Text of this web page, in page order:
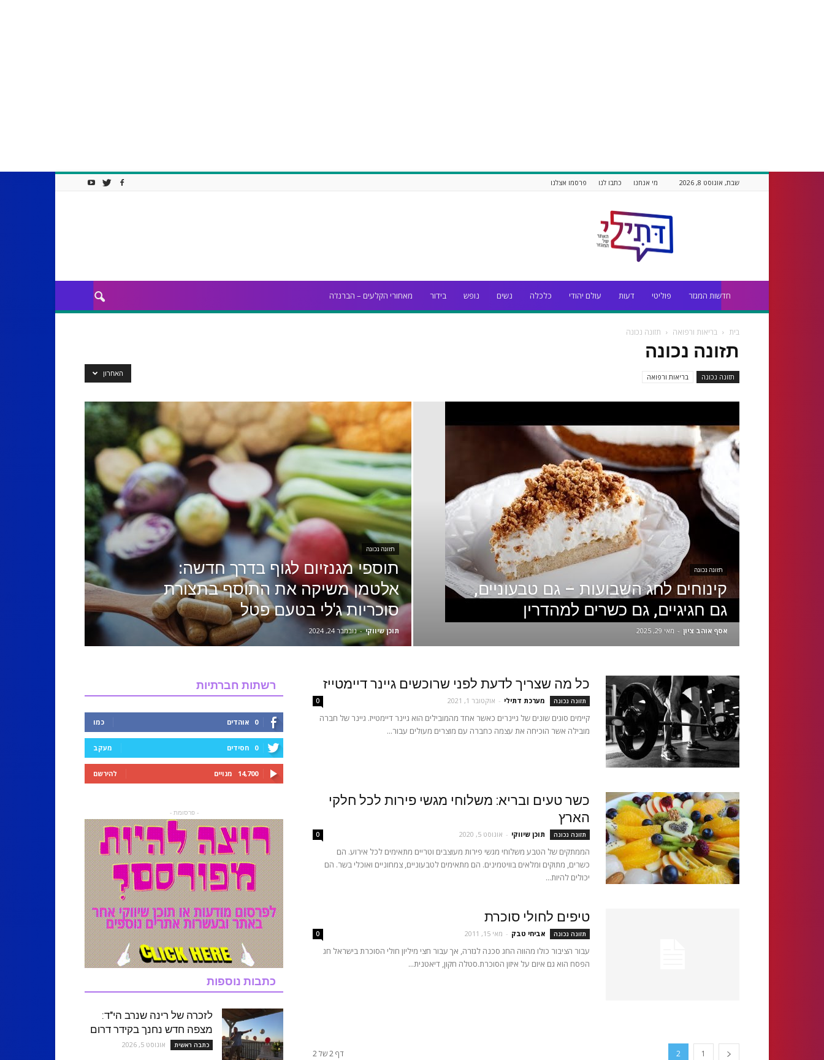
שבת, אוגוסט 8, 2026 מי אנחנו כתבו לנו פרסמו אצלנו
חדשות המגזר פוליטי דעות עולם יהודי כלכלה נשים נופש בידור מאחורי הקלעים – הברנז'ה
בית בריאות ורפואה תזונה נכונה
תזונה נכונה
תזונה נכונה בריאות ורפואה האחרון
תזונה נכונה
קינוחים לחג השבועות – גם טבעוניים,
גם חגיגיים, גם כשרים למהדרין
אסף אוהב ציון - מאי 29, 2025
תזונה נכונה
תוספי מגנזיום לגוף בדרך חדשה:
אלטמן משיקה את התוסף בתצורת
סוכריות ג'לי בטעם פטל
תוכן שיווקי - נובמבר 24, 2024
כל מה שצריך לדעת לפני שרוכשים גיינר דיימטייז
תזונה נכונה מערכת דתילי - אוקטובר 1, 2021 0
קיימים סוגים שונים של גיינרים כאשר אחד מהמובילים הוא גיינר דיימטייז. גיינר של חברה
מובילה אשר הוכיחה את עצמה כחברה עם מוצרים מעולים עבור...
כשר טעים ובריא: משלוחי מגשי פירות לכל חלקי
הארץ
תזונה נכונה תוכן שיווקי - אוגוסט 5, 2020 0
הממתקים של הטבע משלוחי מגשי פירות מעוצבים וטריים מתאימים לכל אירוע. הם
כשרים, מתוקים ומלאים בוויטמינים. הם מתאימים לטבעוניים, צמחוניים ואוכלי בשר. הם
יכולים להיות...
טיפים לחולי סוכרת
תזונה נכונה אביחי טבק - מאי 15, 2011 0
עבור הציבור כולו מהווה החג סכנה לגזרה, אך עבור חצי מיליון חולי הסוכרת בישראל חג
הפסח הוא גם איום על איזון הסוכרת.סטלה חקון, דיאטנית...
1
2 דף 2 של 2
רשתות חברתיות
0 אוהדים כמו
0 חסידים מעקב
14,700 מנויים להירשם
- פרסומת -
כתבות נוספות
לזכרה של רינה שנרב הי"ד:
מצפה חדש נחנך בקידר דרום
כתבה ראשית אוגוסט 5, 2026